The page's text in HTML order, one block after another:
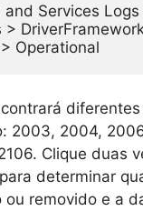
and Services
>
Operational
2003, 2004,
Clique duas
determinar
ou removido e a